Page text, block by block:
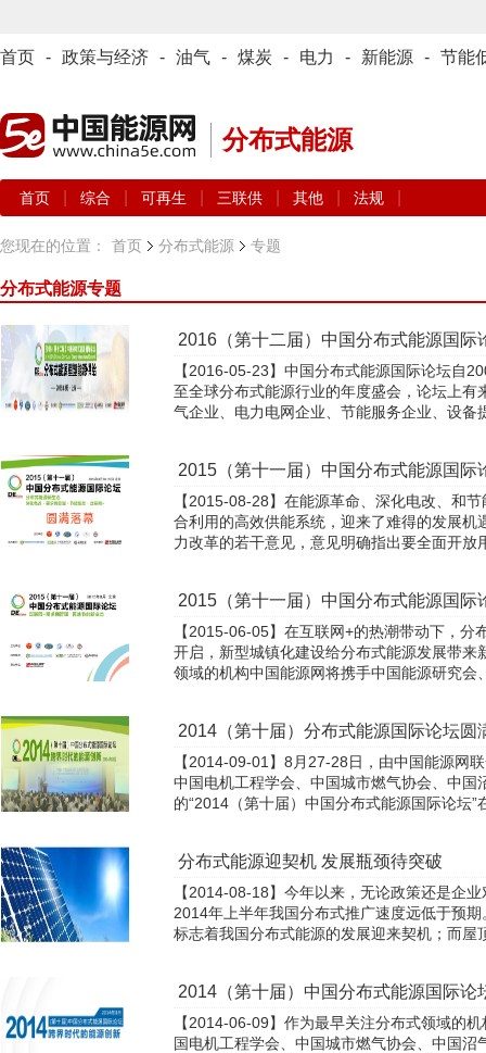
首页 - 政策与经济 - 油气 - 煤炭 - 电力 - 新能源 - 节能
分布式能源
首页 综合 可再生 三联供 其他 法规
您现在的位置： 首页 分布式能源 专题
分布式能源专题
2016（第十二届）中国分布式能源国际
【2016-05-23】中国分布式能源国际论坛自
至全球分布式能源行业的年度盛会，论坛上
气企业、电力电网企业、节能服务企业、设备
2015（第十一届）中国分布式能源国际
【2015-08-28】在能源革命、深化电改、和
合利用的高效供能系统，迎来了难得的发展
力改革的若干意见，意见明确指出要全面开放
2015（第十一届）中国分布式能源国际
【2015-06-05】在互联网+的热潮带动下，
开启，新型城镇化建设给分布式能源发展带
领域的机构中国能源网将携手中国能源研究会
2014（第十届）分布式能源国际论坛圆
【2014-09-01】8月27-28日，由中国能源网
中国电机工程学会、中国城市燃气协会、中
的“2014（第十届）中国分布式能源国际论坛”
分布式能源迎契机 发展瓶颈待突破
【2014-08-18】今年以来，无论政策还是企
2014年上半年我国分布式推广速度远低于预
标志着我国分布式能源的发展迎来契机；而屋
2014（第十届）中国分布式能源国际论
【2014-06-09】作为最早关注分布式领域的
国电机工程学会、中国城市燃气协会、中国